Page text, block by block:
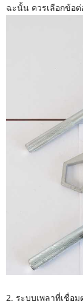
ฉะนั้น ควรเลือกข้อ
2. ระบบเพลาที่เชื่อ